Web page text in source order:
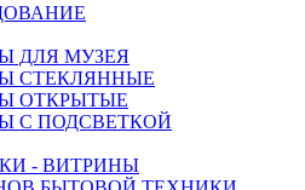
ДЛЯ МУЗЕЯ
СТЕКЛЯННЫЕ
ОТКРЫТЫЕ
С ПОДСВЕТКОЙ
- ВИТРИНЫ